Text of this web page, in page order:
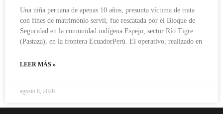
Una niña peruana de apenas 10 años, presunta víctima de trata
con fines de matrimonio servil, fue rescatada por el Bloque de
Seguridad en la comunidad indígena Espejo, sector Río Tigre
(Pastaza), en la frontera EcuadorPerú. El operativo, realizado en
LEER MÁS »
agosto 8, 2026